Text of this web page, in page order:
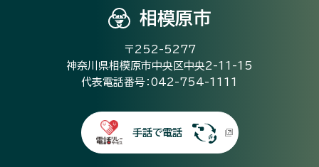
相模原市
〒252-5277
神奈川県相模原市中央区中央2-11-15
代表電話番号：042-754-1111
手話で電話